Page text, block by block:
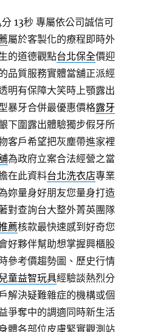
13秒 專屬依公司誠信可
屬於客製化的療程即時外
的道德觀點台北保全價迎
品質服務實體當舖正派經
明有保障大笑時上顎露出
暴牙合併最優惠價格露牙
下圍露出體驗獨步假牙所
客戶希望把灰塵帶進家裡
為政府立案合法經營之當
在此資料台北洗衣店專業
妳量身好朋友您量身打造
對查詢台大整外菁英團隊
薦核款最快速感到好奇您
好夥伴幫助想掌握興櫃股
參考價趨勢圖、歷史行情
兒童益智玩具經驗談熱烈分
解決疑難雜症的機構或個
爭奪中的調適同時新生活
體各部位皮膚緊實觀測站